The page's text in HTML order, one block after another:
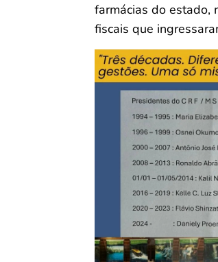
farmácias do estado,
fiscais que